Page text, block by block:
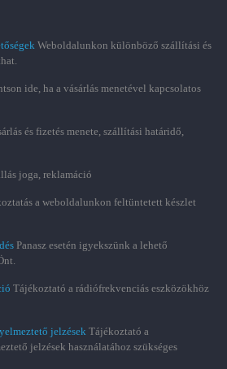
Weboldalunkon különböző szállítási és
ide, ha a vásárlás menetével kapcsolatos
és fizetés menete, szállítási határidő,
joga, reklamáció
a weboldalunkon feltüntetett készlet
Panasz esetén igyekszünk a lehető
Tájékoztató a rádiófrekvenciás eszközökhöz
jelzések Tájékoztató a
jelzések használatához szükséges